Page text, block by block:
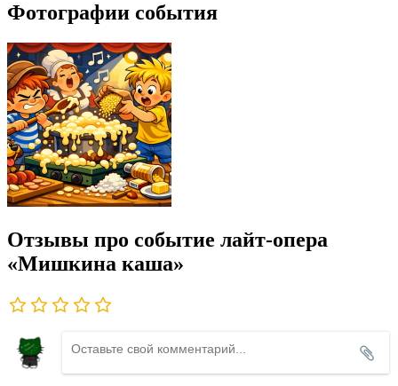
Фотографии события
Отзывы про событие лайт-опера
«Мишкина каша»